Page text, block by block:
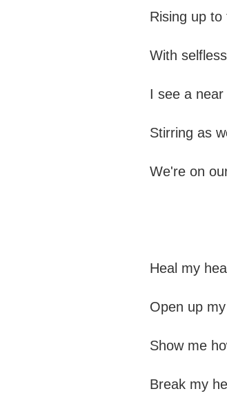
Rising
With
I see
We're
Heal
Open
Show
Break